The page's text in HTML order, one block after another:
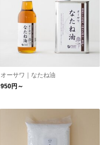
オーサワ｜なたね油
950円～